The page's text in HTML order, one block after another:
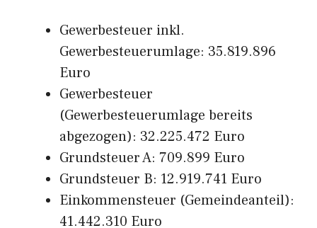
Gewerbesteuer inkl.
Gewerbesteuerumlage: 35.819.896
Euro
Gewerbesteuer
(Gewerbesteuerumlage bereits
abgezogen): 32.225.472 Euro
Grundsteuer A: 709.899 Euro
Grundsteuer B: 12.919.741 Euro
Einkommensteuer (Gemeindeanteil):
41.442.310 Euro